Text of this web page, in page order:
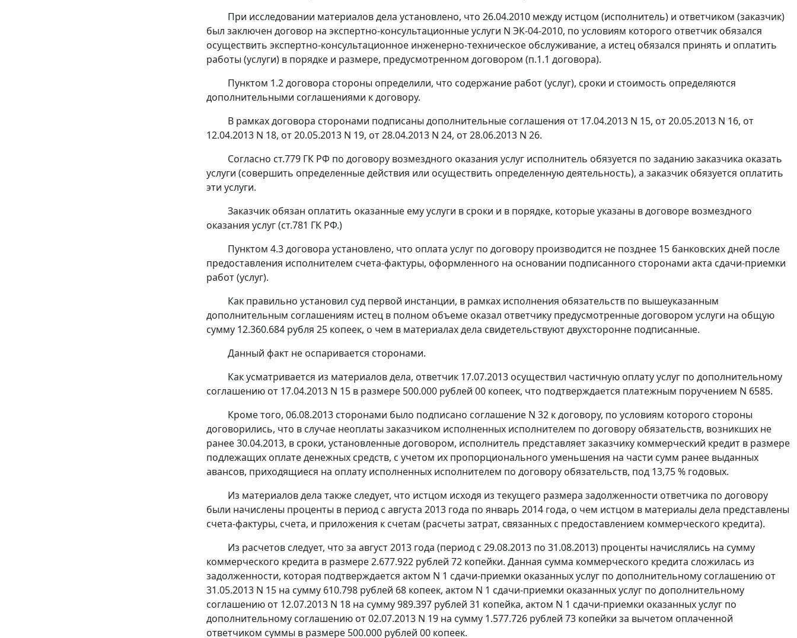
При исследовании материалов дела установлено, что 26.04.2010 между истцом (исполнитель) и ответчиком (заказчик)
был заключен договор на экспертно-консультационные услуги N ЭК-04-2010, по условиям которого ответчик обязался
осуществить экспертно-консультационное инженерно-техническое обслуживание, а истец обязался принять и оплатить
работы (услуги) в порядке и размере, предусмотренном договором (п.1.1 договора).
Пунктом 1.2 договора стороны определили, что содержание работ (услуг), сроки и стоимость определяются
дополнительными соглашениями к договору.
В рамках договора сторонами подписаны дополнительные соглашения от 17.04.2013 N 15, от 20.05.2013 N 16, от
12.04.2013 N 18, от 20.05.2013 N 19, от 28.04.2013 N 24, от 28.06.2013 N 26.
Согласно ст.779 ГК РФ по договору возмездного оказания услуг исполнитель обязуется по заданию заказчика оказать
услуги (совершить определенные действия или осуществить определенную деятельность), а заказчик обязуется оплатить
эти услуги.
Заказчик обязан оплатить оказанные ему услуги в сроки и в порядке, которые указаны в договоре возмездного
оказания услуг (ст.781 ГК РФ.)
Пунктом 4.3 договора установлено, что оплата услуг по договору производится не позднее 15 банковских дней после
предоставления исполнителем счета-фактуры, оформленного на основании подписанного сторонами акта сдачи-приемки
работ (услуг).
Как правильно установил суд первой инстанции, в рамках исполнения обязательств по вышеуказанным
дополнительным соглашениям истец в полном объеме оказал ответчику предусмотренные договором услуги на общую
сумму 12.360.684 рубля 25 копеек, о чем в материалах дела свидетельствуют двухсторонне подписанные.
Данный факт не оспаривается сторонами.
Как усматривается из материалов дела, ответчик 17.07.2013 осуществил частичную оплату услуг по дополнительному
соглашению от 17.04.2013 N 15 в размере 500.000 рублей 00 копеек, что подтверждается платежным поручением N 6585.
Кроме того, 06.08.2013 сторонами было подписано соглашение N 32 к договору, по условиям которого стороны
договорились, что в случае неоплаты заказчиком исполненных исполнителем по договору обязательств, возникших не
ранее 30.04.2013, в сроки, установленные договором, исполнитель представляет заказчику коммерческий кредит в размере
подлежащих оплате денежных средств, с учетом их пропорционального уменьшения на части сумм ранее выданных
авансов, приходящиеся на оплату исполненных исполнителем по договору обязательств, под 13,75 % годовых.
Из материалов дела также следует, что истцом исходя из текущего размера задолженности ответчика по договору
были начислены проценты в период с августа 2013 года по январь 2014 года, о чем истцом в материалы дела представлены
счета-фактуры, счета, и приложения к счетам (расчеты затрат, связанных с предоставлением коммерческого кредита).
Из расчетов следует, что за август 2013 года (период с 29.08.2013 по 31.08.2013) проценты начислялись на сумму
коммерческого кредита в размере 2.677.922 рублей 72 копейки. Данная сумма коммерческого кредита сложилась из
задолженности, которая подтверждается актом N 1 сдачи-приемки оказанных услуг по дополнительному соглашению от
31.05.2013 N 15 на сумму 610.798 рублей 68 копеек, актом N 1 сдачи-приемки оказанных услуг по дополнительному
соглашению от 12.07.2013 N 18 на сумму 989.397 рублей 31 копейка, актом N 1 сдачи-приемки оказанных услуг по
дополнительному соглашению от 02.07.2013 N 19 на сумму 1.577.726 рублей 73 копейки за вычетом оплаченной
ответчиком суммы в размере 500.000 рублей 00 копеек.